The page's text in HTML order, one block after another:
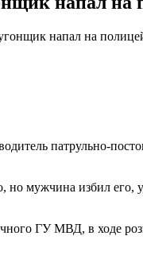
напал на
патрульно-
но мужчина избил
ГУ МВД, в ходе